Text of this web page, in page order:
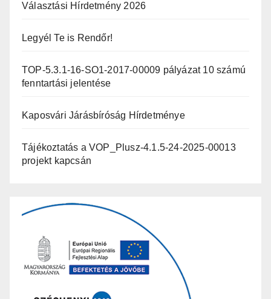
Választási Hírdetmény 2026
Legyél Te is Rendőr!
TOP-5.3.1-16-SO1-2017-00009 pályázat 10 számú
fenntartási jelentése
Kaposvári Járásbíróság Hírdetménye
Tájékoztatás a VOP_Plusz-4.1.5-24-2025-00013
projekt kapcsán